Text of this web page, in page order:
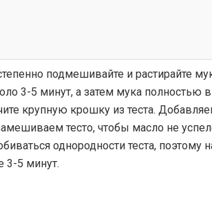
подмешивайте и растирайте
3-5 минут, а затем мука полностью
крупную крошку из теста.
тесто, чтобы масло не
однородности теста, поэтому
3-5 минут.